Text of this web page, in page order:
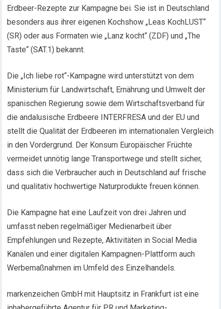
Erdbeer-Rezepte zur Kampagne bei. Sie ist in Deutschland
besonders aus ihrer eigenen Kochshow „Leas KochLUST“
(SR) oder aus Formaten wie „Lanz kocht“ (ZDF) und „The
Taste“ (SAT.1) bekannt.
Die „Ich liebe rot“-Kampagne wird unterstützt von dem
Ministerium für Landwirtschaft, Ernährung und Umwelt der
spanischen Regierung sowie dem Wirtschaftsverband für
die andalusische Erdbeere INTERFRESA und der EU und
stellt die Qualität der Erdbeeren im internationalen Vergleich
in den Vordergrund. Der Konsum Europäischer Früchte
vermeidet unnötig lange Transportwege und stellt sicher,
dass sich die Verbraucher auch in Deutschland auf frische
und qualitativ hochwertige Naturprodukte freuen können.
Die Kampagne hat eine Laufzeit von drei Jahren und
umfasst neben regelmäßiger Medienarbeit über
Empfehlungen und Rezepte, Aktivitäten in Social Media
Kanälen und einer digitalen Kampagnen-Plattform auch
Werbemaßnahmen im Umfeld des Einzelhandels.
markenzeichen GmbH mit Hauptsitz in Frankfurt ist eine